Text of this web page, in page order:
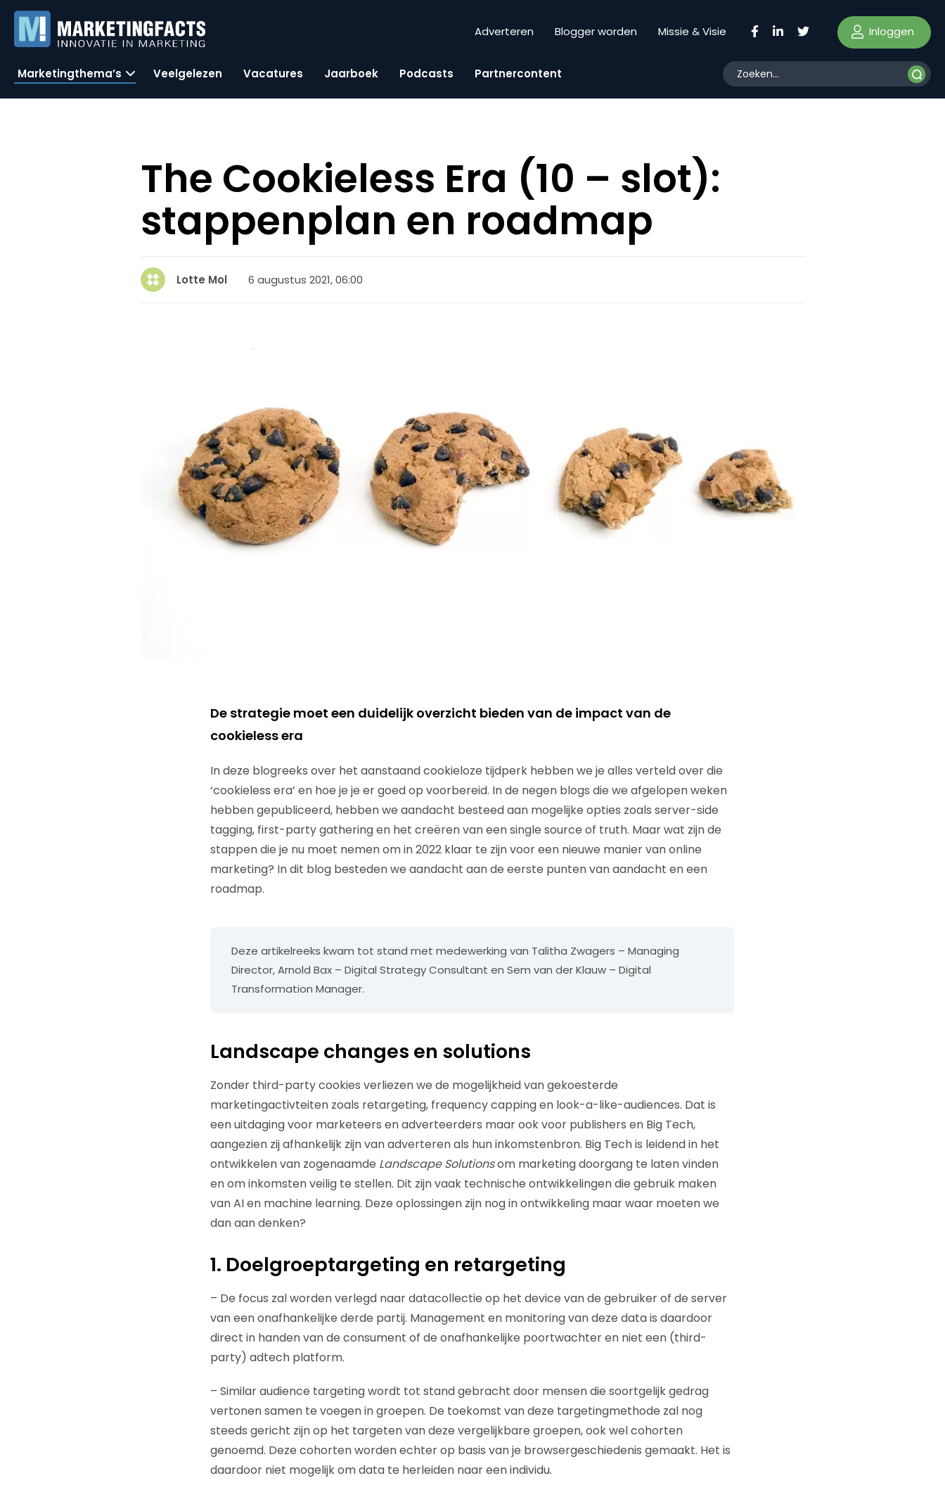
Adverteren Blogger worden Missie & Visie Inloggen
Marketingthema’s Veelgelezen Vacatures Jaarboek Podcasts Partnercontent
The Cookieless Era (10 – slot):
stappenplan en roadmap
Lotte Mol 6 augustus 2021, 06:00
De strategie moet een duidelijk overzicht bieden van de impact van de
cookieless era
In deze blogreeks over het aanstaand cookieloze tijdperk hebben we je alles verteld over die
‘cookieless era’ en hoe je je er goed op voorbereid. In de negen blogs die we afgelopen weken
hebben gepubliceerd, hebben we aandacht besteed aan mogelijke opties zoals server-side
tagging, first-party gathering en het creëren van een single source of truth. Maar wat zijn de
stappen die je nu moet nemen om in 2022 klaar te zijn voor een nieuwe manier van online
marketing? In dit blog besteden we aandacht aan de eerste punten van aandacht en een
roadmap.
Deze artikelreeks kwam tot stand met medewerking van Talitha Zwagers – Managing
Director, Arnold Bax – Digital Strategy Consultant en Sem van der Klauw – Digital
Transformation Manager.
Landscape changes en solutions
Zonder third-party cookies verliezen we de mogelijkheid van gekoesterde
marketingactivteiten zoals retargeting, frequency capping en look-a-like-audiences. Dat is
een uitdaging voor marketeers en adverteerders maar ook voor publishers en Big Tech,
aangezien zij afhankelijk zijn van adverteren als hun inkomstenbron. Big Tech is leidend in het
ontwikkelen van zogenaamde Landscape Solutionsom marketing doorgang te laten vinden
en om inkomsten veilig te stellen. Dit zijn vaak technische ontwikkelingen die gebruik maken
van AI en machine learning. Deze oplossingen zijn nog in ontwikkeling maar waar moeten we
dan aan denken?
1. Doelgroeptargeting en retargeting
– De focus zal worden verlegd naar datacollectie op het device van de gebruiker of de server
van een onafhankelijke derde partij. Management en monitoring van deze data is daardoor
direct in handen van de consument of de onafhankelijke poortwachter en niet een (third-
party) adtech platform.
– Similar audience targeting wordt tot stand gebracht door mensen die soortgelijk gedrag
vertonen samen te voegen in groepen. De toekomst van deze targetingmethode zal nog
steeds gericht zijn op het targeten van deze vergelijkbare groepen, ook wel cohorten
genoemd. Deze cohorten worden echter op basis van je browsergeschiedenis gemaakt. Het is
daardoor niet mogelijk om data te herleiden naar een individu.